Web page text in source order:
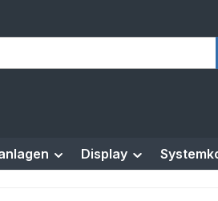
Display